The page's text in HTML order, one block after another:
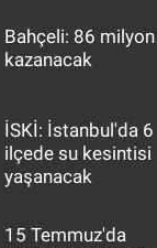
Bahçeli: 86 milyon
kazanacak
İSKİ: İstanbul'da 6
ilçede su kesintisi
yaşanacak
15 Temmuz'da